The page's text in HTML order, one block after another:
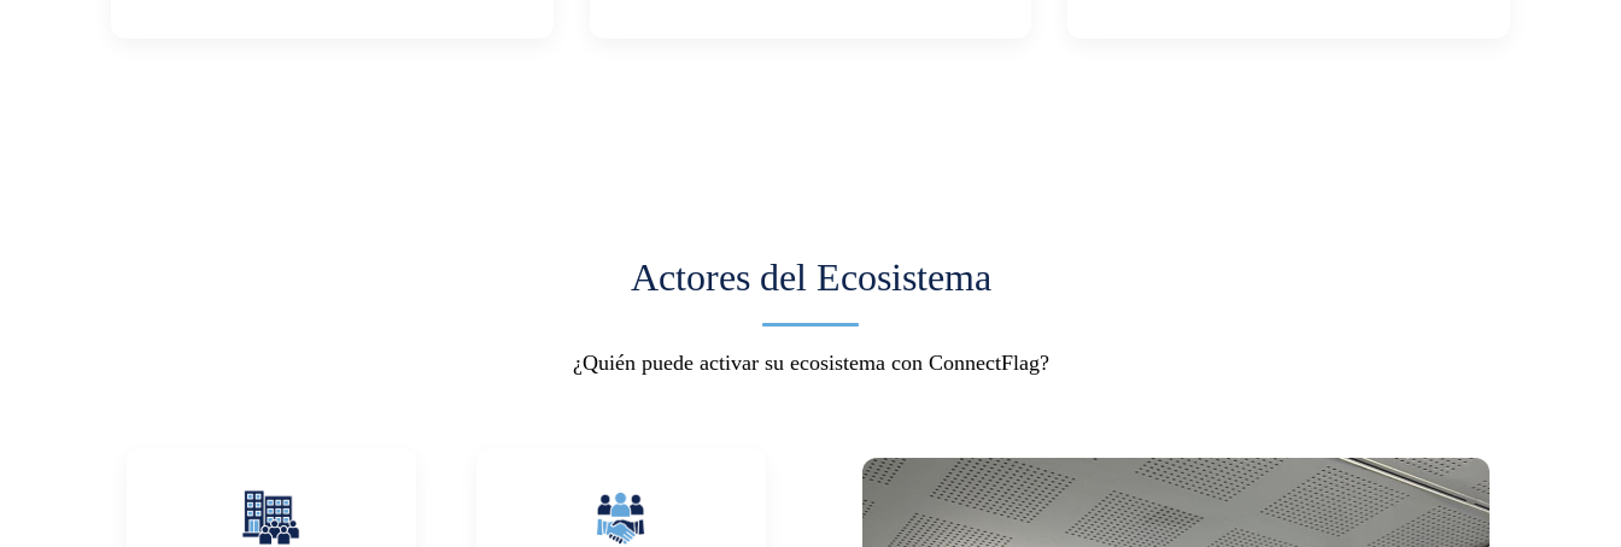
Actores del Ecosistema
¿Quién puede activar su ecosistema con ConnectFlag?